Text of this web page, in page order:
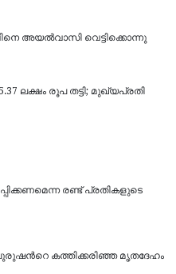
അയൽവാസി വെട്ടിക്കൊന്നു
ലക്ഷം രൂപ തട്ടി; മുഖ്യപ്രതി
രണ്ട് പ്രതികളുടെ
കത്തിക്കരിഞ്ഞ മൃതദേഹം